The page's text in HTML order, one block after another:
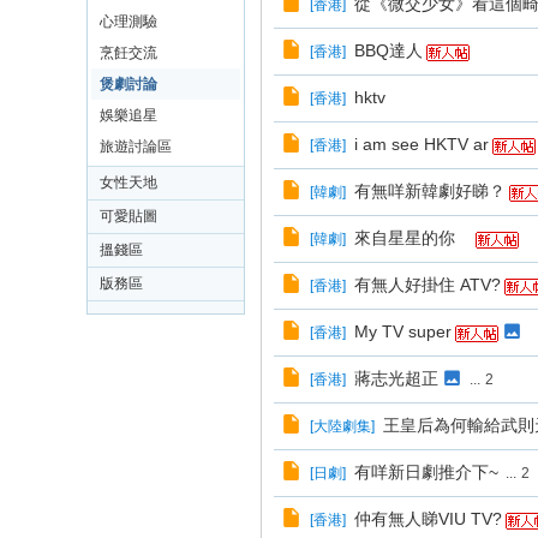
心理測驗
烹飪交流
煲劇討論
娛樂追星
旅遊討論區
女性天地
可愛貼圖
搵錢區
版務區
[香港]
[香港] BBQ達人
[香港] hktv
[香港] i am see HKTV ar
[韓劇] 有無咩新韓劇好睇？
[韓劇] 來自星星的你
[香港] 有無人好掛住 ATV?
[香港] My TV super
[香港] 蔣志光超正 ... 2
[大陸劇集] 王皇后為何輸給武則
[日劇] 有咩新日劇推介下~ ... 2
[香港] 仲有無人睇VIU TV?